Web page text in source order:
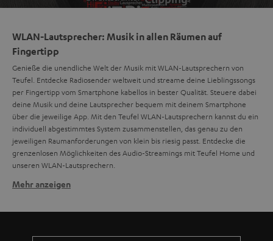
WLAN-Lautsprecher: Musik in allen Räumen auf
Fingertipp
Genieße die unendliche Welt der Musik mit WLAN-Lautsprechern von
Teufel. Entdecke Radiosender weltweit und streame deine Lieblingssongs
per Fingertipp vom Smartphone kabellos in bester Qualität. Steuere dabei
deine Musik und deine Lautsprecher bequem mit deinem Smartphone
über die jeweilige App. Mit den Teufel WLAN-Lautsprechern kannst du ein
individuell abgestimmtes System zusammenstellen, das genau zu den
jeweiligen Raumanforderungen von klein bis riesig passt. Entdecke die
grenzenlosen Möglichkeiten des Audio-Streamings mit Teufel Home und
unseren WLAN-Lautsprechern.
Was sind WLAN-Lautsprecher?
Mehr anzeigen